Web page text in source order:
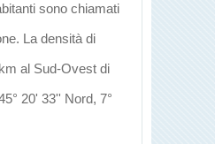
sono chiamati
La densità di
al Sud-Ovest di
20' 33'' Nord, 7°